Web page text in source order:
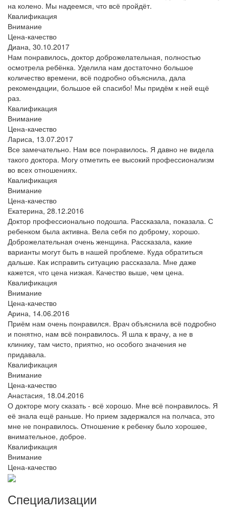
на колено. Мы надеемся, что всё пройдёт.
Квалификация
Внимание
Цена-качество
Диана, 30.10.2017
Нам понравилось, доктор доброжелательная, полностью
осмотрела ребёнка. Уделила нам достаточно большое
количество времени, всё подробно объяснила, дала
рекомендации, большое ей спасибо! Мы придём к ней ещё
раз.
Квалификация
Внимание
Цена-качество
Лариса, 13.07.2017
Все замечательно. Нам все понравилось. Я давно не видела
такого доктора. Могу отметить ее высокий профессионализм
во всех отношениях.
Квалификация
Внимание
Цена-качество
Екатерина, 28.12.2016
Доктор профессионально подошла. Рассказала, показала. С
ребенком была активна. Вела себя по доброму, хорошо.
Доброжелательная очень женщина. Рассказала, какие
варианты могут быть в нашей проблеме. Куда обратиться
дальше. Как исправить ситуацию рассказала. Мне даже
кажется, что цена низкая. Качество выше, чем цена.
Квалификация
Внимание
Цена-качество
Арина, 14.06.2016
Приём нам очень понравился. Врач объяснила всё подробно
и понятно, нам всё понравилось. Я шла к врачу, а не в
клинику, там чисто, приятно, но особого значения не
придавала.
Квалификация
Внимание
Цена-качество
Анастасия, 18.04.2016
О докторе могу сказать - всё хорошо. Мне всё понравилось. Я
её знала ещё раньше. Но прием задержался на полчаса, это
мне не понравилось. Отношение к ребенку было хорошее,
внимательное, доброе.
Квалификация
Внимание
Цена-качество
Специализации